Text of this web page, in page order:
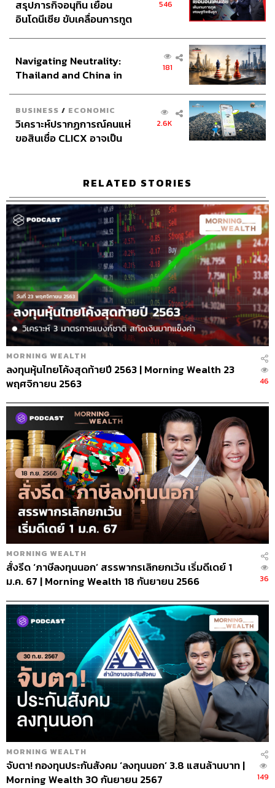
สรุปภารกิจอนุทิน เยือน
อินโดนีเซีย ขับเคลื่อนการทูต
อินโดนีเซีย
546
Navigating Neutrality:
Thailand and China in
181
BUSINESS / ECONOMIC
วิเคราะห์ปรากฏการณ์คนแห่
ขอสินเชื่อ CLICX อาจเป็น
2.6K
RELATED STORIES
MORNING WEALTH
ลงทุนหุ้นไทยโค้งสุดท้ายปี 2563 | Morning Wealth 23
พฤศจิกายน 2563
46
MORNING WEALTH
สั่งรีด ‘ภาษีลงทุนนอก’ สรรพากรเลิกยกเว้น เริ่มดีเดย์ 1
ม.ค. 67 | Morning Wealth 18 กันยายน 2566
36
MORNING WEALTH
จับตา! กองทุนประกันสังคม ‘ลงทุนนอก’ 3.8 แสนล้านบาท |
Morning Wealth 30 กันยายน 2567
149